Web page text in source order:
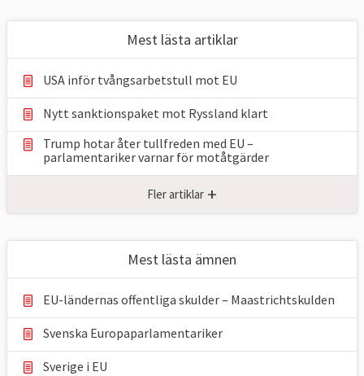
Mest lästa artiklar
USA inför tvångsarbetstull mot EU
Nytt sanktionspaket mot Ryssland klart
Trump hotar åter tullfreden med EU –
parlamentariker ⁠varnar för motåtgärder
Fler artiklar +
Mest lästa ämnen
EU-ländernas offentliga skulder – Maastrichtskulden
Svenska Europaparlamentariker
Sverige i EU